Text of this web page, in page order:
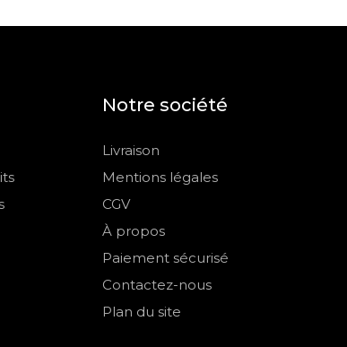
Notre société
Livraison
Mentions légales
CGV
À propos
Paiement sécurisé
Contactez-nous
Plan du site